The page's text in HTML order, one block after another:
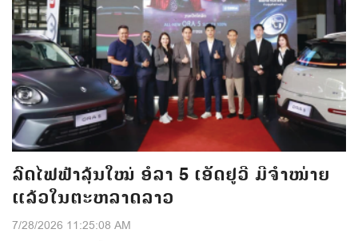
ລົດໄຟຟ້າລຸ້ນໃໝ່ ອໍລາ 5 ເອັດຢູວີ ມີຈຳໜ່າຍ
ແລ້ວໃນຕະຫລາດລາວ
7/28/2026 11:25:08 AM